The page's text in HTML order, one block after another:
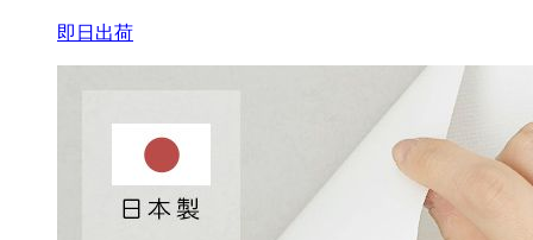
即日出荷